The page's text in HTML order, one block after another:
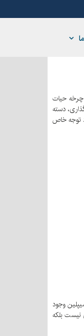
چرخه حیات
دسته
توجه خاص
وجود
نیست بلكه